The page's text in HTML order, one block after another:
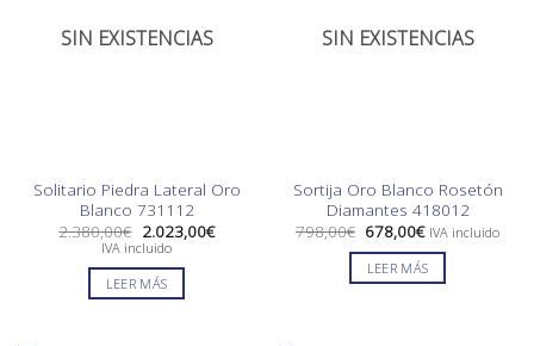
SIN EXISTENCIAS
Solitario Piedra Lateral Oro
Blanco 731112
2.380,00€ El
precio
era:
2.380,00€.
2.023,00€El
IVA incluido
LEER MÁS
SIN EXISTENCIAS
Sortija Oro Blanco Rosetón
Diamantes 418012
798,00€ El
precio
original
era:
678,00€El
actual
es:
IVA incluido
LEER MÁS